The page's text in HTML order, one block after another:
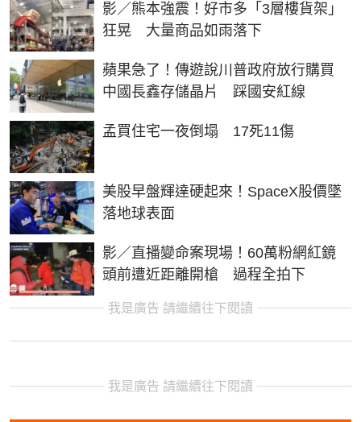
影／熊本強震！好市多「3層樓貨架」
狂晃 大量商品如雨落下
蘋果急了！傳遊說川普政府放行購買
中國長鑫存儲晶片 踩國安紅線
孟買住宅一夜倒塌 17死11傷
美股早盤輝達硬起來！SpaceX股價墜
落地球表面
影／直播變命案現場！60萬粉網紅鏡
頭前遭近距離開槍 過程全拍下
我是廣告 請繼續往下閱讀
我是廣告 請繼續往下閱讀